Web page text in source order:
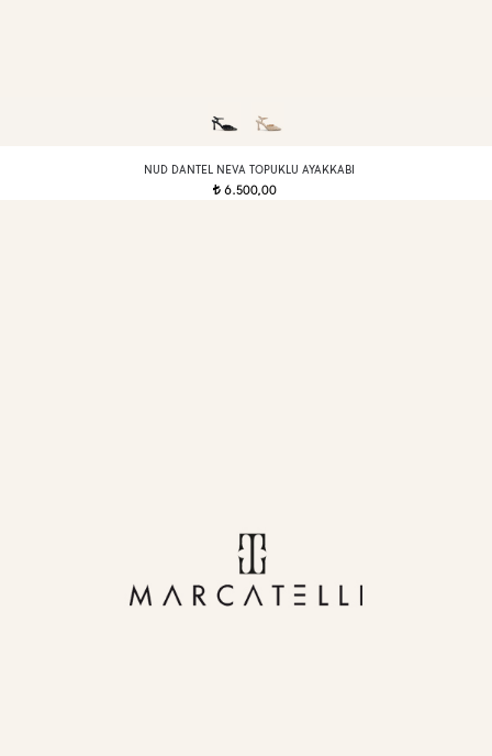
NUD DANTEL NEVA TOPUKLU AYAKKABI
t 6.500,00